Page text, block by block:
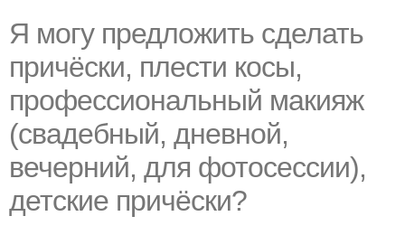
Я могу предложить сделать
причёски, плести косы,
профессиональный макияж
(свадебный, дневной,
вечерний, для фотосессии),
детские причёски?